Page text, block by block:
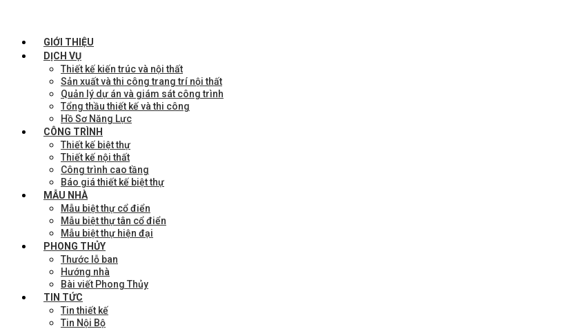
GIỚI THIỆU
DỊCH VỤ
Thiết kế kiến trúc và nội thất
Sản xuất và thi công trang trí nội thất
Quản lý dự án và giám sát công trình
Tổng thầu thiết kế và thi công
Hồ Sơ Năng Lực
CÔNG TRÌNH
Thiết kế biệt thự
Thiết kế nội thất
Công trình cao tầng
Báo giá thiết kế biệt thự
MẪU NHÀ
Mẫu biệt thự cổ điển
Mẫu biệt thự tân cổ điển
Mẫu biệt thự hiện đại
PHONG THỦY
Thước lỗ ban
Hướng nhà
Bài viết Phong Thủy
TIN TỨC
Tin thiết kế
Tin Nội Bộ